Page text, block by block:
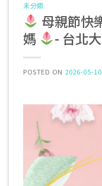
未分類
母親節快
媽
- 台北
POSTED ON 2026-05-10